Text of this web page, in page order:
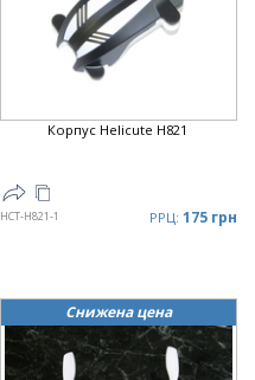
Корпус Helicute H821
HCT-H821-1 РРЦ: 175 грн
Снижена цена